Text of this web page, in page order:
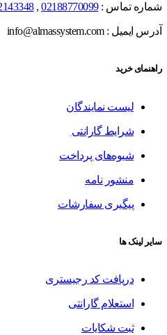
شماره تماس :02188770099
,
آدرس ایمیل : info@almassystem.com
راهنمای خرید
لیست نمایندگان
شرایط گارانتی
شیوه‌های پرداخت
منشور نامه
پیگیری سفارشات
سایر لینک ها
دریافت کد رجیستری
استعلام گارانتی
ثبت شکایات